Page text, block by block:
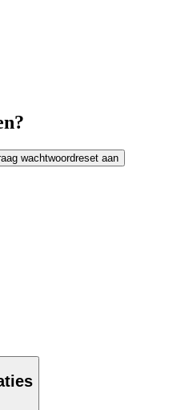
wachtwoordreset aan